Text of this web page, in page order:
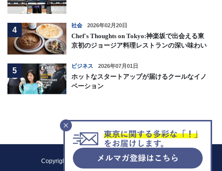
4
社会 2026年02月20日
Chef's Thoughts on Tokyo:神楽坂で出会える東
京初のジョージア料理レストランの深い味わい
5
ビジネス 2026年07月01日
ホットなスタートアップが届けるクールなイノ
ベーション
Copyright (C) 2021 Tokyo Metropolitan Government.